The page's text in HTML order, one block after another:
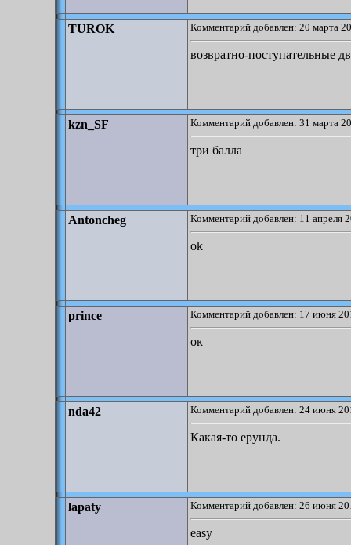
TUROK Комментарий добавлен: 20 марта
возвратно-поступательные
kzn_SF Комментарий добавлен: 31 марта
три балла
Antoncheg Комментарий добавлен: 11 апреля
ok
prince Комментарий добавлен: 17 июня
ок
nda42 Комментарий добавлен: 24 июня
Какая-то ерунда.
lapaty Комментарий добавлен: 26 июня
easy